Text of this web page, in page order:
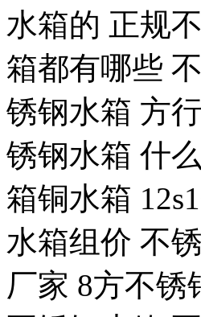
水箱的 正规
箱都有哪些
锈钢水箱 方
锈钢水箱 什
箱铜水箱
水箱组价 不
厂家 8方不